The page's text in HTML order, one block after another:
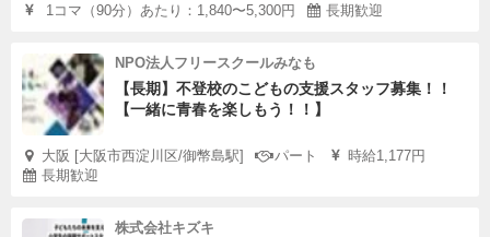
1コマ（90分）あたり：1,840〜5,300円
長期歓迎
NPO法人フリースクールみなも
【長期】不登校のこどもの支援スタッフ募集！！
【一緒に青春を楽しもう！！】
大阪 [大阪市西淀川区/御幣島駅] パート
時給1,177円
長期歓迎
株式会社キズキ